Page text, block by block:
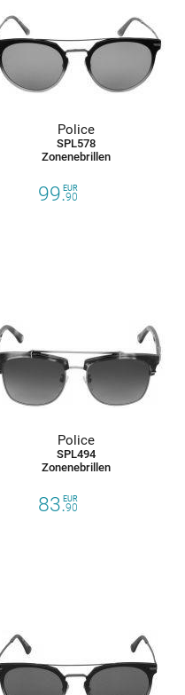
Police
SPL578
Zonenebrillen
99.90
EUR
Police
SPL494
Zonenebrillen
83.90
EUR